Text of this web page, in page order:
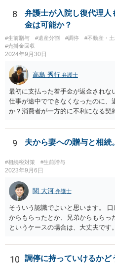
8
弁護士が入院し復代理人
金は可能か？
#生前贈与 #遺産分割 #調停 #不動産・
#売掛金回収
2024年9月30日
高島 秀行 弁護士
最初に支払った着手金が返金されな
仕事が途中でできなくなったのに、
か？消費者が一方的に不利にな
務があると思います。 倒れた弁
れた方がよいと思います。 倒れ
すが、 判断能力があり、復代理
選任したのか 即ち、復代理人の
ると思います。
9 夫から妻への贈与と相続。
#相続税対策 #生前贈与
2023年9月6日
関 大河 弁護士
そういう認識でよいと思います。
からもらったとか、兄弟からもらっ
というケースの場合は、大丈夫です。
10 調停に持っていけるかど